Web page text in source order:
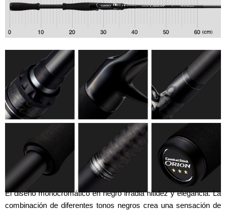
BLACK DESIGN
El diseño monocromático en negro irradia nitidez y elegancia. La
combinación de diferentes tonos negros crea una sensación de